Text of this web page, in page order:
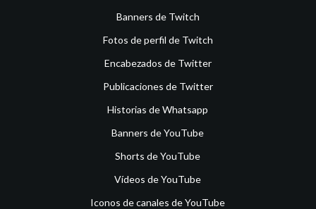
Banners de Twitch
Fotos de perfil de Twitch
Encabezados de Twitter
Publicaciones de Twitter
Historias de Whatsapp
Banners de YouTube
Shorts de YouTube
Vídeos de YouTube
Iconos de canales de YouTube